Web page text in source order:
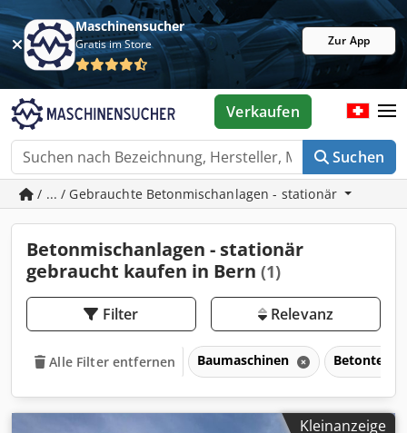
Maschinensucher
Gratis im Store Zur App
Suchen
Verkaufen
/ ... / Gebrauchte Betonmischanlagen - stationär
Betonmischanlagen - stationär
gebraucht kaufen in Bern (1)
Filter Relevanz
Alle Filter entfernen Baumaschinen
Kleinanzeige